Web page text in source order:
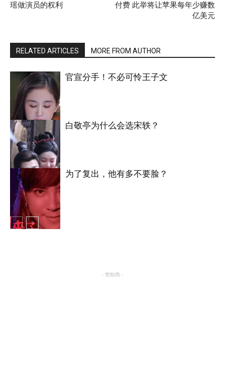
瑶做演员的权利
付费 此举将让苹果每年少赚数
亿美元
RELATED ARTICLES MORE FROM AUTHOR
明星八卦
官宣分手！不必可怜王子文
明星八卦
白敬亭为什么会选宋轶？
为了复出，他有多不要脸？
- 赞助商 -